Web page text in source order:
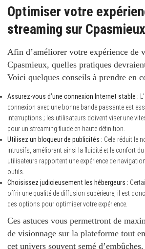
Optimiser votre
streaming sur Cpasmieux
Afin d’améliorer votre expérience de
Cpasmieux, quelles pratiques
Voici quelques conseils à prendre en
Assurez-vous d’une connexion Internet stable :
connexion avec une bonne bande passante est
interruptions ; les utilisateurs doivent viser une
pour un streaming fluide en haute définition.
Utilisez un bloqueur de publicités : Cela réduit le
intrusifs, améliorant ainsi la fluidité et le confort du
utilisateurs rapportent une expérience de
outils.
Choisissez judicieusement les hébergeurs :
offrir une qualité de diffusion supérieure, il est
des options pour optimiser votre expérience.
Ces astuces vous permettront de
de visionnage sur la plateforme tout
cet univers souvent semé d’embûches.